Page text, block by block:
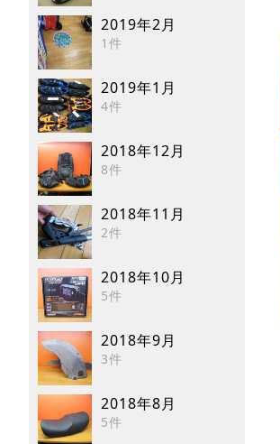
2019年2月
1件
2019年1月
4件
2018年12月
8件
2018年11月
2件
2018年10月
5件
2018年9月
3件
2018年8月
5件